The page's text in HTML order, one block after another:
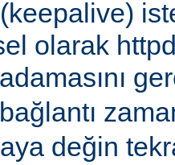
olarak
adamasını
bağlantı
değin